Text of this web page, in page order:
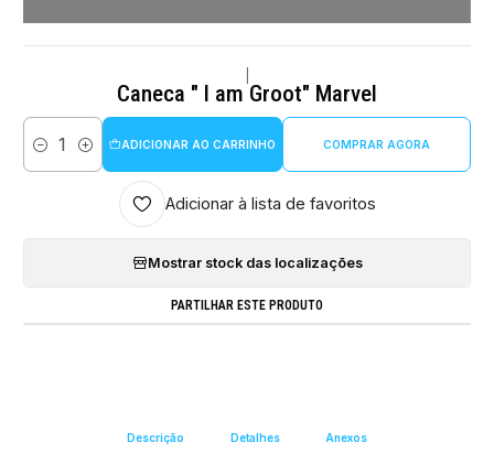
Caneca " I am Groot" Marvel
Quantidade
ADICIONAR AO CARRINHO COMPRAR AGORA
Adicionar à lista de favoritos
Mostrar stock das localizações
PARTILHAR ESTE PRODUTO
Descrição Detalhes Anexos